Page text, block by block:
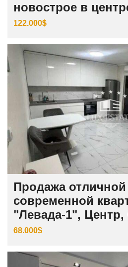
новострое в
122.000$
Продажа отличной
современной
"Левада-1", Центр,
68.000$